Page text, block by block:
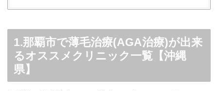
1.那覇市で薄毛治療(AGA治療)が出来
るオススメクリニック一覧【沖縄
県】